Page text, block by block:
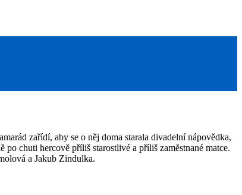
zařídí, aby se o něj doma starala divadelní nápovědka,
chuti hercově příliš starostlivé a příliš zaměstnané matce.
a Jakub Zindulka.